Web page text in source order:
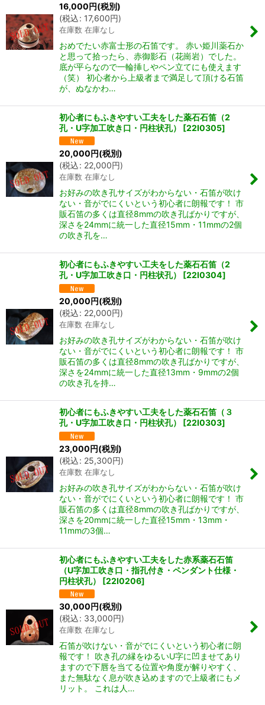
16,000円(税別)
(税込: 17,600円)
在庫数 在庫なし
おめでたい赤富士形の石笛です。 赤い姫川薬石か
と思って拾ったら、赤御影石（花崗岩）でした。
底が平らなので一輪挿しやペン立てにも使えます
（笑） 初心者から上級者まで満足して頂ける石笛
が、ぬなかわ…
初心者にもふきやすい工夫をした薬石石笛（2
孔・U字加工吹き口・円柱状孔）
[22I0305]
20,000円(税別)
(税込: 22,000円)
在庫数 在庫なし
お好みの吹き孔サイズがわからない・石笛が吹け
ない・音がでにくいという初心者に朗報です！ 市
販石笛の多くは直径8mmの吹き孔ばかりですが、
深さを24mmに統一した直径15mm・11mmの2個
の吹き孔を…
初心者にもふきやすい工夫をした薬石石笛（2
孔・U字加工吹き口・円柱状孔）
[22I0304]
20,000円(税別)
(税込: 22,000円)
在庫数 在庫なし
お好みの吹き孔サイズがわからない・石笛が吹け
ない・音がでにくいという初心者に朗報です！ 市
販石笛の多くは直径8mmの吹き孔ばかりですが、
深さを24mmに統一した直径13mm・9mmの2個
の吹き孔を持…
初心者にもふきやすい工夫をした薬石石笛（３
孔・U字加工吹き口・円柱状孔）
[22I0303]
23,000円(税別)
(税込: 25,300円)
在庫数 在庫なし
お好みの吹き孔サイズがわからない・石笛が吹け
ない・音がでにくいという初心者に朗報です！ 市
販石笛の多くは直径8mmの吹き孔ばかりですが、
深さを20mmに統一した直径15mm・13mm・
11mmの3個…
初心者にもふきやすい工夫をした赤系薬石石笛
（U字加工吹き口・指孔付き・ペンダント仕様・
円柱状孔）
[22I0206]
30,000円(税別)
(税込: 33,000円)
在庫数 在庫なし
石笛が吹けない・音がでにくいという初心者に朗
報です！ 吹き孔の縁をゆるいU字に凹ませてあり
ますので下唇を当てる位置や角度が解りやすく、
また無駄なく息が吹き込めますので上級者にもメ
リット。 これは人…